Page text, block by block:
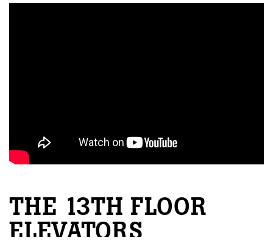
THE 13TH FLOOR
ELEVATORS